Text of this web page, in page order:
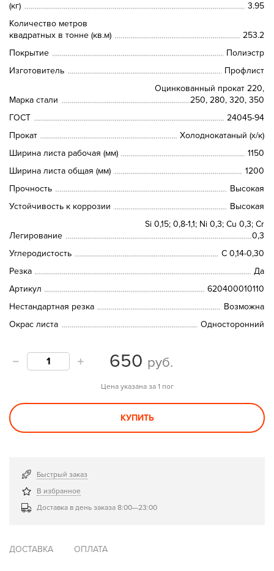
(кг)
3.95
Количество метров
квадратных в тонне (кв.м)
253.2
Покрытие
Полиэстр
Изготовитель
Профлист
Марка стали
Оцинкованный прокат 220,
250, 280, 320, 350
ГОСТ
24045-94
Прокат
Холоднокатаный (х/к)
Ширина листа рабочая (мм)
1150
Ширина листа общая (мм)
1200
Прочность
Высокая
Устойчивость к коррозии
Высокая
Легирование
Si 0,15; 0,8-1,1; Ni 0,3; Сu 0,3; Cr
0,3
Углеродистость
C 0,14-0,30
Резка
Да
Артикул
620400010110
Нестандартная резка
Возможна
Окрас листа
Односторонний
650 руб.
Цена указана за 1 пог
КУПИТЬ
Быстрый заказ
В избранное
Доставка в день заказа 8:00—23:00
ДОСТАВКА ОПЛАТА